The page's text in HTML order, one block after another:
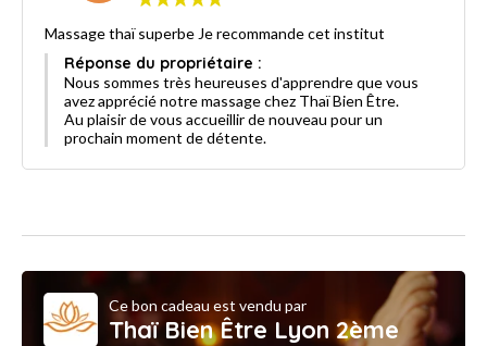
Massage thaï superbe Je recommande cet institut
Réponse du propriétaire :
Nous sommes très heureuses d'apprendre que vous
avez apprécié notre massage chez Thaï Bien Être.
Au plaisir de vous accueillir de nouveau pour un
prochain moment de détente.
Ce bon cadeau est vendu par
Thaï Bien Être Lyon 2ème